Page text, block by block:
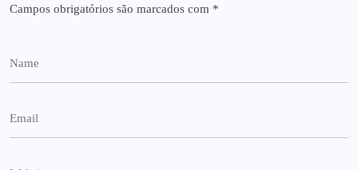
Campos obrigatórios são marcados com *